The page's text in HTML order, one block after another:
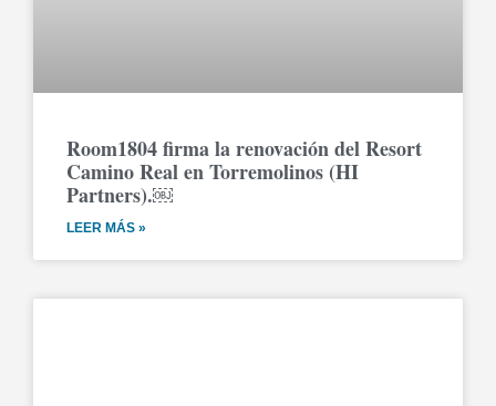
Room1804 firma la renovación del Resort
Camino Real en Torremolinos (HI
Partners).￼
LEER MÁS »